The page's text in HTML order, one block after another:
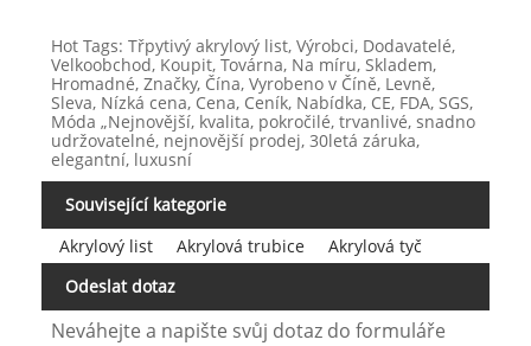
Hot Tags: Třpytivý akrylový list, Výrobci, Dodavatelé,
Velkoobchod, Koupit, Továrna, Na míru, Skladem,
Hromadné, Značky, Čína, Vyrobeno v Číně, Levně,
Sleva, Nízká cena, Cena, Ceník, Nabídka, CE, FDA, SGS,
Móda „Nejnovější, kvalita, pokročilé, trvanlivé, snadno
udržovatelné, nejnovější prodej, 30letá záruka,
elegantní, luxusní
Související kategorie
Akrylový list
Akrylová trubice
Akrylová tyč
Odeslat dotaz
Neváhejte a napište svůj dotaz do formuláře